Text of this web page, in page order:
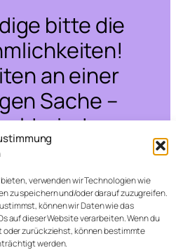
verwenden wir Technologien wie
zu speichern und/oder darauf zuzugreifen.
können wir Daten wie das
auf dieser Website verarbeiten. Wenn du
zurückziehst, können bestimmte
werden.
bitte die
an einer
Sache –
wieder